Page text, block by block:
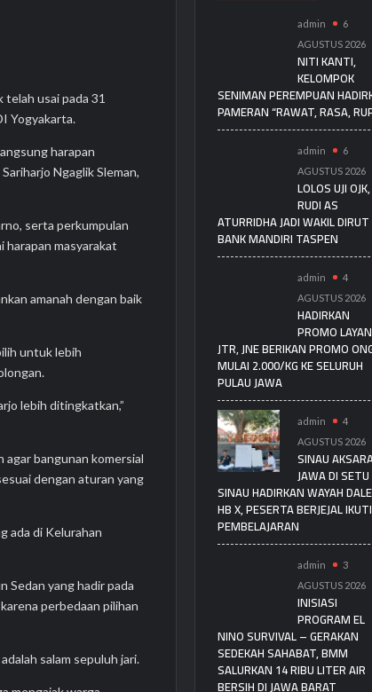
usai pada 31
Yogyakarta.
harapan
Ngaglik Sleman,
serta perkumpulan
harapan masyarakat
amanah dengan baik
untuk lebih
lebih ditingkatkan,”
agar bangunan komersial
dengan aturan yang
ada di Kelurahan
Sedan yang hadir pada
perbedaan pilihan
salam sepuluh jari.
admin
6
AGUSTUS 2026
NITI KANTI,
KELOMPOK
SENIMAN PEREMPUAN
PAMERAN “RAWAT, RASA,
admin
6
AGUSTUS 2026
LOLOS UJI OJK,
RUDI AS
ATURRIDHA JADI WAKIL DIRUT
BANK MANDIRI TASPEN
admin
4
AGUSTUS 2026
HADIRKAN
PROMO
JTR, JNE BERIKAN PROMO
MULAI 2.000/KG KE SELURUH
PULAU JAWA
admin
4
AGUSTUS 2026
SINAU
JAWA DI SETU
SINAU HADIRKAN WAYAH
HB X, PESERTA BERJEJAL IKUTI
PEMBELAJARAN
admin
3
AGUSTUS 2026
INISIASI
PROGRAM EL
NINO SURVIVAL – GERAKAN
SEDEKAH SAHABAT, BMM
SALURKAN 14 RIBU LITER AIR
BERSIH DI JAWA BARAT